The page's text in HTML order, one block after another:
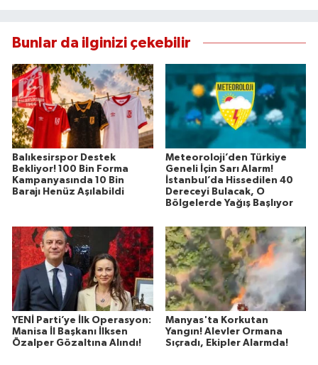
Bunlar da ilginizi çekebilir
Balıkesirspor Destek
Bekliyor! 100 Bin Forma
Kampanyasında 10 Bin
Barajı Henüz Aşılabildi
Meteoroloji’den Türkiye
Geneli İçin Sarı Alarm!
İstanbul’da Hissedilen 40
Dereceyi Bulacak, O
Bölgelerde Yağış Başlıyor
YENİ Parti’ye İlk Operasyon:
Manisa İl Başkanı İlksen
Özalper Gözaltına Alındı!
Manyas'ta Korkutan
Yangın! Alevler Ormana
Sıçradı, Ekipler Alarmda!